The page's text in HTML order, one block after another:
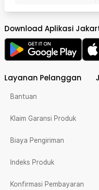
Download Aplikasi
Layanan Pelanggan
Bantuan
Klaim Garansi Produk
Biaya Pengiriman
Indeks Produk
Konfirmasi Pembayaran